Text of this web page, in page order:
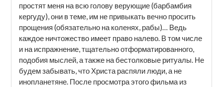
простят меня на всю голову верующие (барбамбия
кергуду), они в теме, им не привыкать вечно просить
прощения (обязательно на коленях, рабы)… Ведь
каждое ничтожество имеет право налево. В том числе
и на испражнение, тщательно отформатированного,
подобия мыслей, а также на бестолковые ритуалы. Не
будем забывать, что Христа распяли люди, а не
инопланетяне. После просмотра этого фильма из